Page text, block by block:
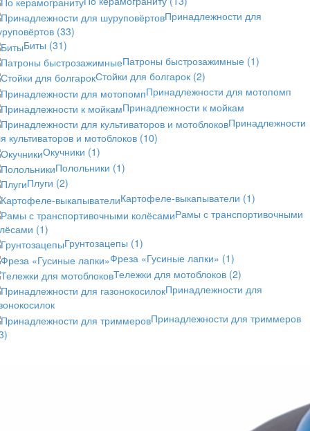
Принадлежности для
(33)
Биты (31)
Патроны быстрозажимные (1)
Стойки для болгарок (2)
Принадлежности для мотопомп
Принадлежности к мойкам
Принадлежности
культиваторов и мотоблоков (10)
Окучники (1)
Полольники (1)
Плуги (2)
Картофеле-выкапыватели (1)
Рамы с транспортивочными
(1)
Грунтозацепы (1)
Фреза «Гусиные лапки» (1)
Тележки для мотоблоков (2)
Принадлежности для
Принадлежности для триммеров